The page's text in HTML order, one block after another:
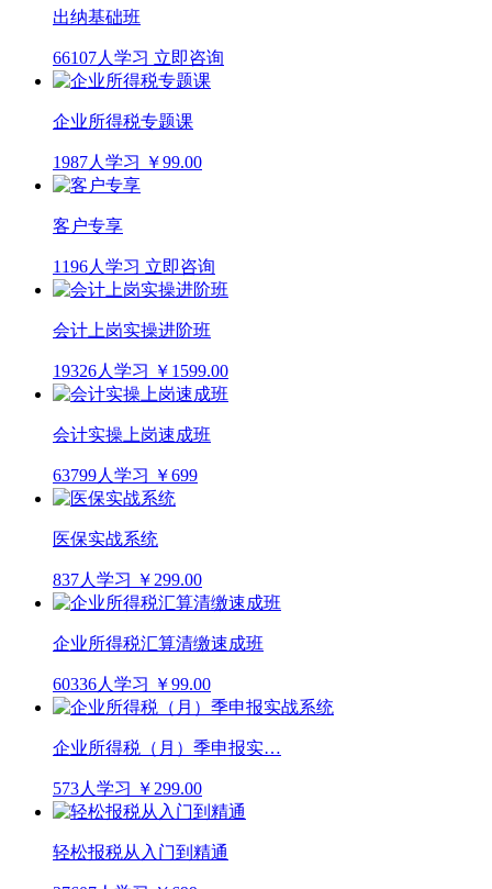
出纳基础班
66107人学习 立即咨询
企业所得税专题课
1987人学习 ￥99.00
客户专享
1196人学习 立即咨询
会计上岗实操进阶班
19326人学习 ￥1599.00
会计实操上岗速成班
63799人学习 ￥699
医保实战系统
837人学习 ￥299.00
企业所得税汇算清缴速成班
60336人学习 ￥99.00
企业所得税（月）季申报实…
573人学习 ￥299.00
轻松报税从入门到精通